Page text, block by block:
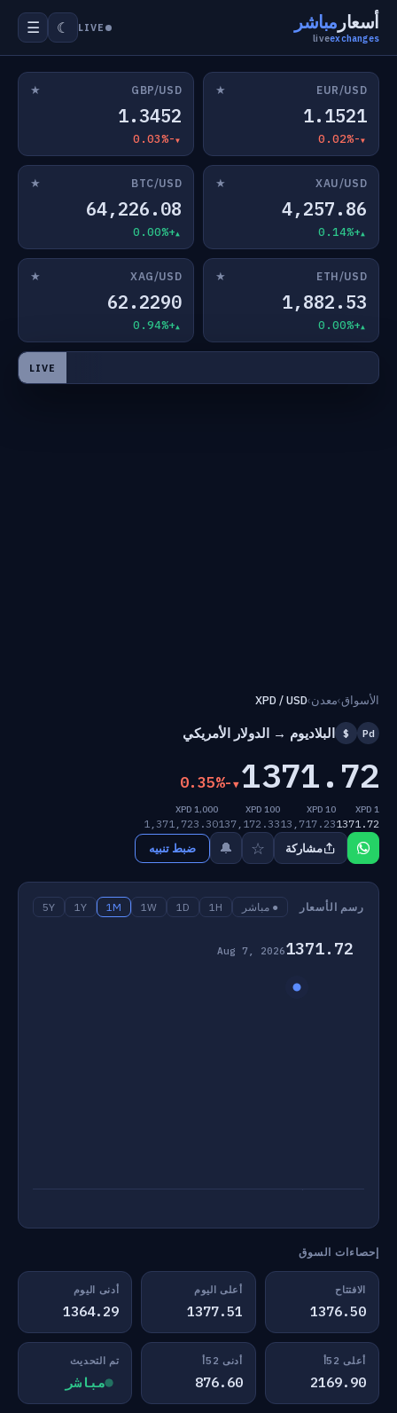
أسعار مباشر
liveexchanges
LIVE
☾
☰
EUR/USD
★
1.1521
-0.02%
GBP/USD
★
1.3452
-0.03%
XAU/USD
★
4,257.86
+0.14%
BTC/USD
★
64,226.08
+0.00%
ETH/USD
★
1,882.53
+0.00%
XAG/USD
★
62.2290
+0.94%
LIVE
الأسواق›معدن›
XPD / USD
Pd
$ البلاديوم → الدولار الأمريكي
1371.72
-0.35%
1 XPD
1371.72
10 XPD
13,717.23
100 XPD
137,172.33
1,000 XPD
1,371,723.30
مشاركة ☆
🔔 ضبط تنبيه
رسم الأسعار ● مباشر 1H
1D
1W
1M
1Y
5Y
1371.72
Aug 7, 2026
إحصاءات السوق
الافتتاح
1376.50
أعلى اليوم
1377.51
أدنى اليوم
1364.29
أعلى 52أ
2169.90
أدنى 52أ
876.60
تم التحديث
مباشر